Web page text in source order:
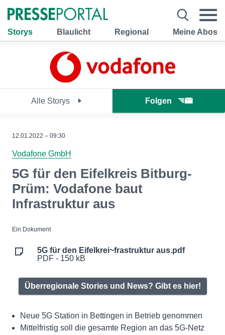
Storys Blaulicht Regional Meine Abos
Alle Storys Folgen
12.01.2022 – 09:30
Vodafone GmbH
5G für den Eifelkreis Bitburg-
Prüm: Vodafone baut
Infrastruktur aus
Ein Dokument
5G für den Eifelkrei~frastruktur aus.pdf
PDF - 150 kB
Überregionale Stories und News? Gibt es hier!
Neue 5G Station in Bettingen in Betrieb genommen
Mittelfristig soll die gesamte Region an das 5G-Netz